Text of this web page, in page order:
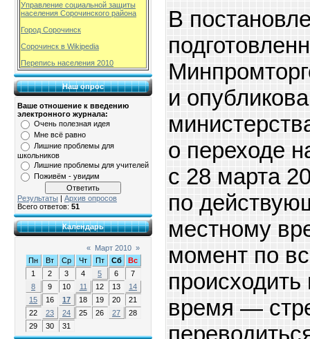
Управление социальной защиты
населения Сорочинского района
Город Сорочинск
Сорочинск в Wikipedia
Перепись населения 2010
Наш опрос
Ваше отношение к введению
электронного журнала:
Очень полезная идея
Мне всё равно
Лишние проблемы для
школьников
Лишние проблемы для учителей
Поживём - увидим
Результаты
Архив опросов
Всего ответов: 51
Календарь
« Март 2010 »
Пн
Вт Ср Чт Пт Сб
Вс
1
2 3 4 5 6
7
8
9 10 11 12 13
14
15
16 17 18 19 20
21
22
23 24 25 26 27
28
29
30 31
В
и
о переходе
с 28 марта
по
местному
момент по
время —